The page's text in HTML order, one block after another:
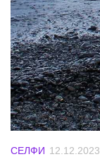
СЕЛФИ 12.12.2023